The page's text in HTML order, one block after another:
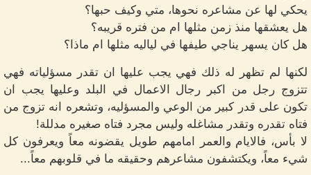
يحكي لها عن مشاعره نحوها، متي وكيف حبها؟
هل يعشقها منذ زمن مثلها ام من فتره قريبه؟
هل كان يسهر يناجي طيفها في لياليه مثلها ام ماذا؟
لكنها لم تظهر له ذلك فهي يجب عليها ان تقدر مسؤلياته فهي
تتزوج رجل من اكبر رجال الاعمال في البلد وعليها يجب ان
تكون على قدر كبير من الوعي والمسؤليه، وتشعره انه تزوج من
فتاه تقدره وتقدر مشاغله وليس مجرد فتاه صغيره مدللة!
لا بأس، فالايام والعمر امامهم طويل يقضونه معاً ويعرفون كل
شيء معاً، ويكتشفون مشاعرهم وحقيقه ما في قلوبهم معاً...